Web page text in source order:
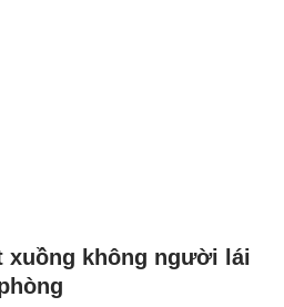
xuồng không người lái